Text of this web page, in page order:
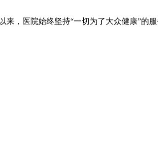
，医院始终坚持“一切为了大众健康”的